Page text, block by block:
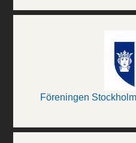
Föreningen